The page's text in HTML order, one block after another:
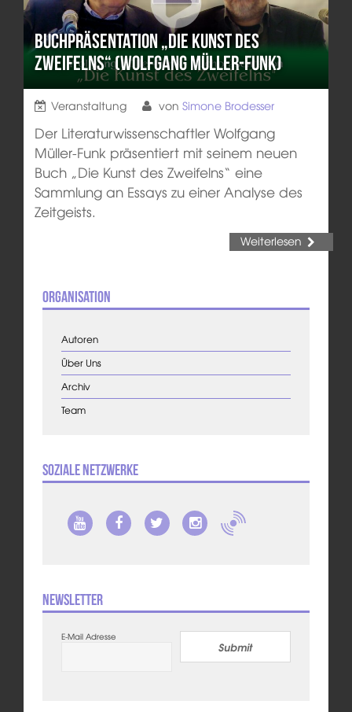
Buchpräsentation „Die Kunst des
Zweifelns“ (Wolfgang Müller-Funk)
Veranstaltung von Simone Brodesser
Der Literaturwissenschaftler Wolfgang
Müller-Funk präsentiert mit seinem neuen
Buch „Die Kunst des Zweifelns“ eine
Sammlung an Essays zu einer Analyse des
Zeitgeists.
Weiterlesen
Organisation
Autoren
Über Uns
Archiv
Team
Soziale Netzwerke
Newsletter
E-Mail Adresse
Submit